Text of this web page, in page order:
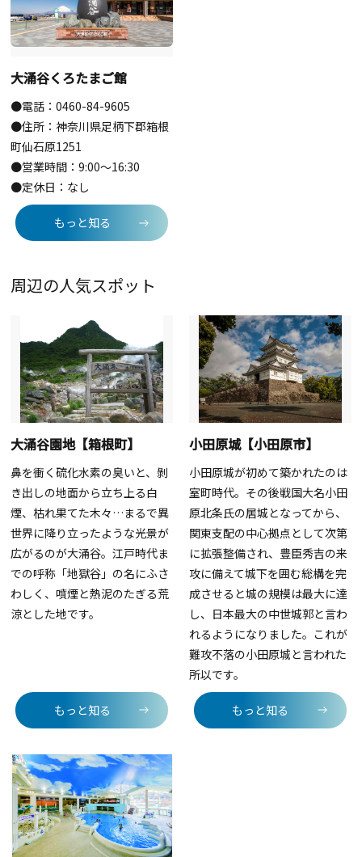
大涌谷くろたまご館
●電話：0460-84-9605
●住所：神奈川県足柄下郡箱根
町仙石原1251
●営業時間：9:00〜16:30
●定休日：なし
もっと知る
周辺の人気スポット
大涌谷園地【箱根町】
鼻を衝く硫化水素の臭いと、剝
き出しの地面から立ち上る白
煙、枯れ果てた木々…まるで異
世界に降り立ったような光景が
広がるのが大涌谷。江戸時代ま
での呼称「地獄谷」の名にふさ
わしく、噴煙と熱泥のたぎる荒
涼とした地です。
もっと知る
小田原城【小田原市】
小田原城が初めて築かれたのは
室町時代。その後戦国大名小田
原北条氏の居城となってから、
関東支配の中心拠点として次第
に拡張整備され、豊臣秀吉の来
攻に備えて城下を囲む総構を完
成させると城の規模は最大に達
し、日本最大の中世城郭と言わ
れるようになりました。これが
難攻不落の小田原城と言われた
所以です。
もっと知る